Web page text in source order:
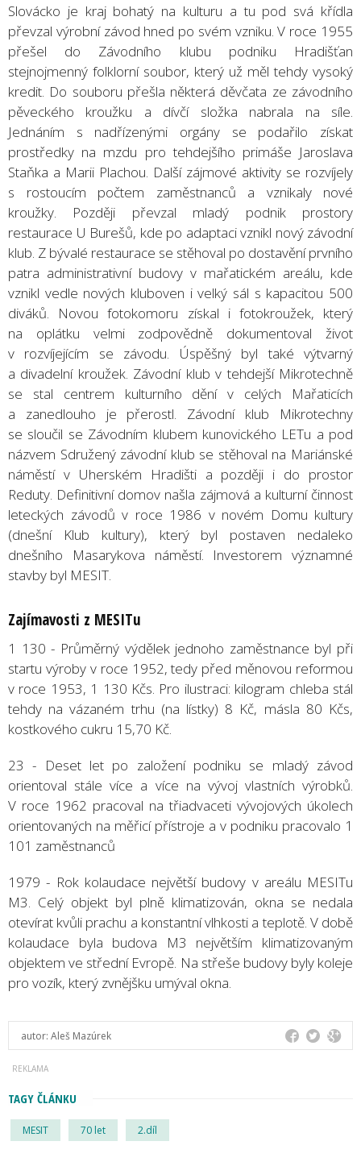
Slovácko je kraj bohatý na kulturu a tu pod svá křídla
převzal výrobní závod hned po svém vzniku. V roce 1955
přešel do Závodního klubu podniku Hradišťan
stejnojmenný folklorní soubor, který už měl tehdy vysoký
kredit. Do souboru přešla některá děvčata ze závodního
pěveckého kroužku a dívčí složka nabrala na síle.
Jednáním s nadřízenými orgány se podařilo získat
prostředky na mzdu pro tehdejšího primáše Jaroslava
Staňka a Marii Plachou. Další zájmové aktivity se rozvíjely
s rostoucím počtem zaměstnanců a vznikaly nové
kroužky. Později převzal mladý podnik prostory
restaurace U Burešů, kde po adaptaci vznikl nový závodní
klub. Z bývalé restaurace se stěhoval po dostavění prvního
patra administrativní budovy v mařatickém areálu, kde
vznikl vedle nových kluboven i velký sál s kapacitou 500
diváků. Novou fotokomoru získal i fotokroužek, který
na oplátku velmi zodpovědně dokumentoval život
v rozvíjejícím se závodu. Úspěšný byl také výtvarný
a divadelní kroužek. Závodní klub v tehdejší Mikrotechně
se stal centrem kulturního dění v celých Mařaticích
a zanedlouho je přerostl. Závodní klub Mikrotechny
se sloučil se Závodním klubem kunovického LETu a pod
názvem Sdružený závodní klub se stěhoval na Mariánské
náměstí v Uherském Hradišti a později i do prostor
Reduty. Definitivní domov našla zájmová a kulturní činnost
leteckých závodů v roce 1986 v novém Domu kultury
(dnešní Klub kultury), který byl postaven nedaleko
dnešního Masarykova náměstí. Investorem významné
stavby byl MESIT.
Zajímavosti z MESITu
1 130 - Průměrný výdělek jednoho zaměstnance byl při
startu výroby v roce 1952, tedy před měnovou reformou
v roce 1953, 1 130 Kčs. Pro ilustraci: kilogram chleba stál
tehdy na vázaném trhu (na lístky) 8 Kč, másla 80 Kčs,
kostkového cukru 15,70 Kč.
23 - Deset let po založení podniku se mladý závod
orientoval stále více a více na vývoj vlastních výrobků.
V roce 1962 pracoval na třiadvaceti vývojových úkolech
orientovaných na měřicí přístroje a v podniku pracovalo 1
101 zaměstnanců
1979 - Rok kolaudace největší budovy v areálu MESITu
M3. Celý objekt byl plně klimatizován, okna se nedala
otevírat kvůli prachu a konstantní vlhkosti a teplotě. V době
kolaudace byla budova M3 největším klimatizovaným
objektem ve střední Evropě. Na střeše budovy byly koleje
pro vozík, který zvnějšku umýval okna.
autor: Aleš Mazúrek
TAGY ČLÁNKU
MESIT 70 let 2.díl